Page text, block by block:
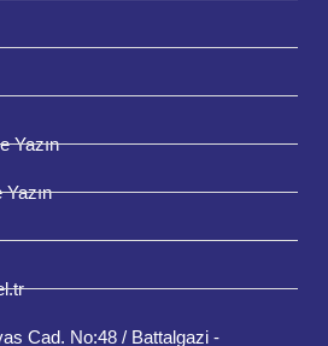
Yazın
Cad. No:48 / Battalgazi -